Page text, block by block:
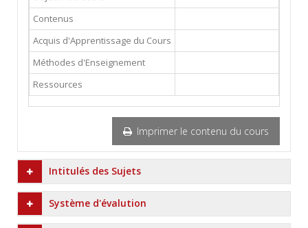
Contenus
Acquis d'Apprentissage du Cours
Méthodes d'Enseignement
Ressources
Imprimer le contenu du cours
Intitulés des Sujets
Système d'évalution